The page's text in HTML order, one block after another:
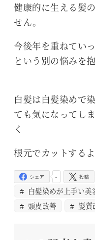
健康的に生える髪
せん。
今後年を重ねてい
という別の悩みを
白髪は白髪染めで
ても気になってし
く
根元でカットする
-
シェア 投稿
白髪染めが上手い美
頭皮改善
髪質